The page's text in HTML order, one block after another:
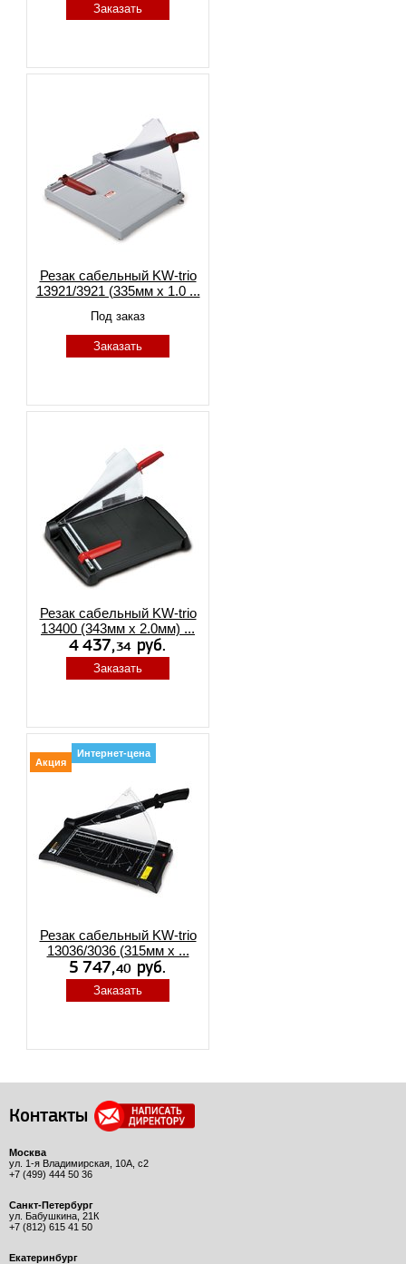
Заказать
Резак сабельный KW-trio
13921/3921 (335мм x 1.0 ...
Под заказ
Заказать
Резак сабельный KW-trio
13400 (343мм х 2.0мм) ...
Заказать
Акция
Интернет-цена
Резак сабельный KW-trio
13036/3036 (315мм х ...
Заказать
Контакты
Москва
ул. 1-я Владимирская, 10А, с2
+7 (499) 444 50 36
Санкт-Петербург
ул. Бабушкина, 21К
+7 (812) 615 41 50
Екатеринбург